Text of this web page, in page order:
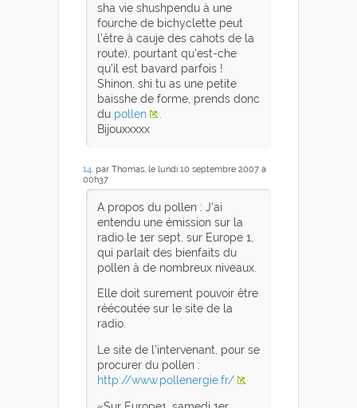
sha vie shushpendu à une
fourche de bichyclette peut
l'être à cauje des cahots de la
route), pourtant qu'est-che
qu'il est bavard parfois !
Shinon, shi tu as une petite
baisshe de forme, prends donc
du pollen
Bijouxxxxx
14. par Thomas, le lundi 10 septembre 2007 à
00h37
A propos du pollen : J'ai
entendu une émission sur la
radio le 1er sept, sur Europe 1,
qui parlait des bienfaits du
pollen à de nombreux niveaux.
Elle doit surement pouvoir être
réécoutée sur le site de la
radio.
Le site de l'intervenant, pour se
procurer du pollen :
http://www.pollenergie.fr/